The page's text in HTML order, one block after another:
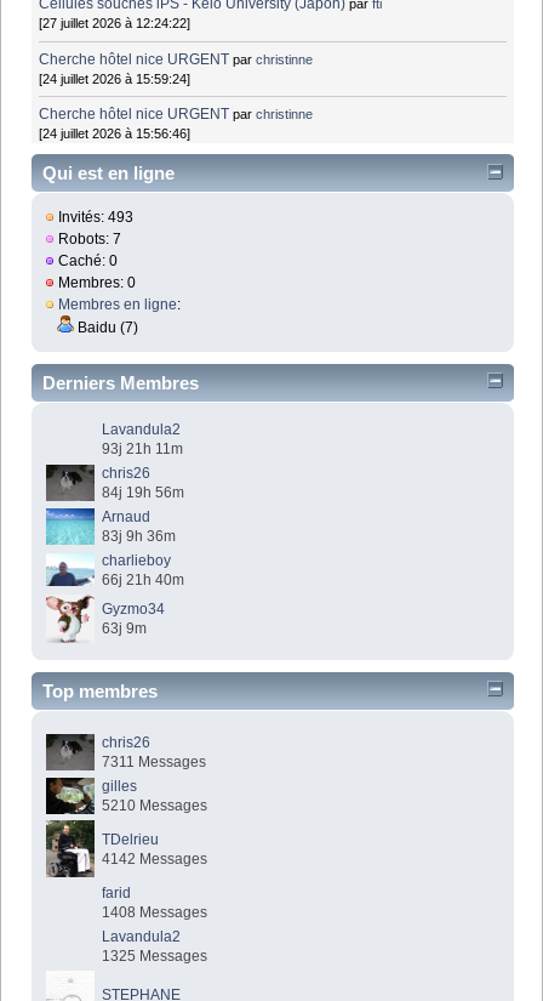
Cellules souches iPS - Keio University (Japon) parfti
[27 juillet 2026 à 12:24:22]
Cherche hôtel nice URGENT parchristinne
[24 juillet 2026 à 15:59:24]
Cherche hôtel nice URGENT parchristinne
[24 juillet 2026 à 15:56:46]
Qui est en ligne
Invités: 493
Robots: 7
Caché: 0
Membres: 0
Membres en ligne:
Baidu (7)
Derniers Membres
Lavandula2
93j 21h 11m
chris26
84j 19h 56m
Arnaud
83j 9h 36m
charlieboy
66j 21h 40m
Gyzmo34
63j 9m
Top membres
chris26
7311 Messages
gilles
5210 Messages
TDelrieu
4142 Messages
farid
1408 Messages
Lavandula2
1325 Messages
STEPHANE